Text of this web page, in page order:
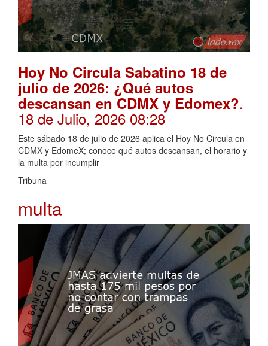
Hoy No Circula Sabatino 18 de
julio de 2026: ¿Qué autos
descansan en CDMX y Edomex?.
18 de Julio, 2026 08:28
Este sábado 18 de julio de 2026 aplica el Hoy No Circula en
CDMX y EdomeX; conoce qué autos descansan, el horario y
la multa por incumplir
Tribuna
multa